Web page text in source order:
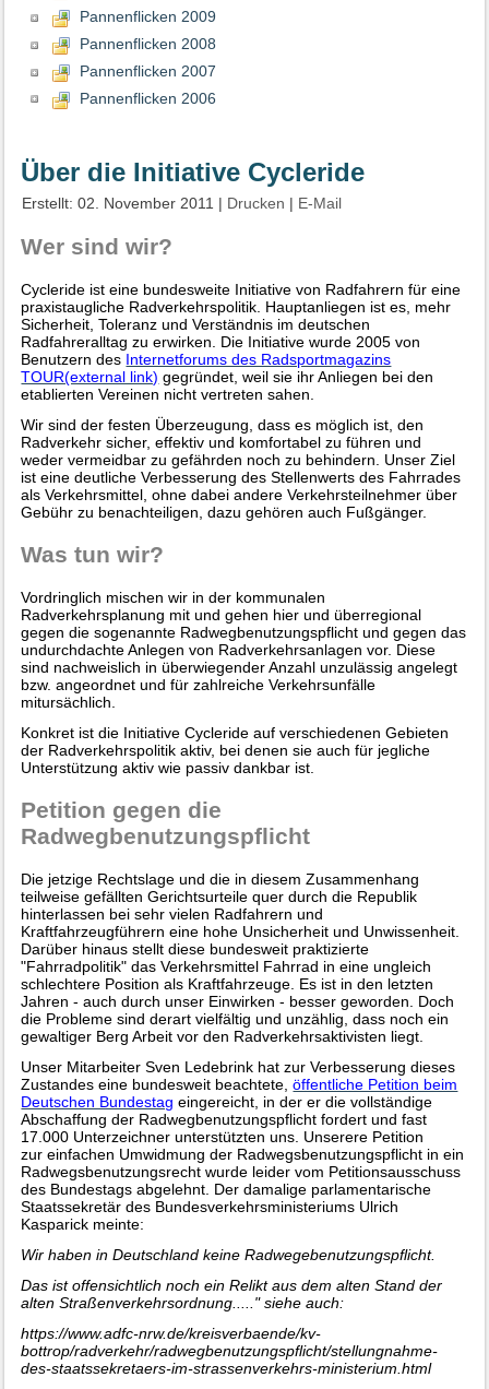
Pannenflicken 2009
Pannenflicken 2008
Pannenflicken 2007
Pannenflicken 2006
Über die Initiative Cycleride
Erstellt: 02. November 2011 | Drucken | E-Mail
Wer sind wir?
Cycleride ist eine bundesweite Initiative von Radfahrern für eine
praxistaugliche Radverkehrspolitik. Hauptanliegen ist es, mehr
Sicherheit, Toleranz und Verständnis im deutschen
Radfahreralltag zu erwirken. Die Initiative wurde 2005 von
Benutzern des Internetforums des Radsportmagazins
TOUR(external link) gegründet, weil sie ihr Anliegen bei den
etablierten Vereinen nicht vertreten sahen.
Wir sind der festen Überzeugung, dass es möglich ist, den
Radverkehr sicher, effektiv und komfortabel zu führen und
weder vermeidbar zu gefährden noch zu behindern. Unser Ziel
ist eine deutliche Verbesserung des Stellenwerts des Fahrrades
als Verkehrsmittel, ohne dabei andere Verkehrsteilnehmer über
Gebühr zu benachteiligen, dazu gehören auch Fußgänger.
Was tun wir?
Vordringlich mischen wir in der kommunalen
Radverkehrsplanung mit und gehen hier und überregional
gegen die sogenannte Radwegbenutzungspflicht und gegen das
undurchdachte Anlegen von Radverkehrsanlagen vor. Diese
sind nachweislich in überwiegender Anzahl unzulässig angelegt
bzw. angeordnet und für zahlreiche Verkehrsunfälle
mitursächlich.
Konkret ist die Initiative Cycleride auf verschiedenen Gebieten
der Radverkehrspolitik aktiv, bei denen sie auch für jegliche
Unterstützung aktiv wie passiv dankbar ist.
Petition gegen die
Radwegbenutzungspflicht
Die jetzige Rechtslage und die in diesem Zusammenhang
teilweise gefällten Gerichtsurteile quer durch die Republik
hinterlassen bei sehr vielen Radfahrern und
Kraftfahrzeugführern eine hohe Unsicherheit und Unwissenheit.
Darüber hinaus stellt diese bundesweit praktizierte
"Fahrradpolitik" das Verkehrsmittel Fahrrad in eine ungleich
schlechtere Position als Kraftfahrzeuge. Es ist in den letzten
Jahren - auch durch unser Einwirken - besser geworden. Doch
die Probleme sind derart vielfältig und unzählig, dass noch ein
gewaltiger Berg Arbeit vor den Radverkehrsaktivisten liegt.
Unser Mitarbeiter Sven Ledebrink hat zur Verbesserung dieses
Zustandes eine bundesweit beachtete,öffentliche Petition beim
Deutschen Bundestag eingereicht, in der er die vollständige
Abschaffung der Radwegbenutzungspflicht fordert und fast
17.000 Unterzeichner unterstützten uns. Unserere Petition
zur einfachen Umwidmung der Radwegsbenutzungspflicht in ein
Radwegsbenutzungsrecht wurde leider vom Petitionsausschuss
des Bundestags abgelehnt. Der damalige parlamentarische
Staatssekretär des Bundesverkehrsministeriums Ulrich
Kasparick meinte:
Wir haben in Deutschland keine Radwegebenutzungspflicht.
Das ist offensichtlich noch ein Relikt aus dem alten Stand der
alten Straßenverkehrsordnung....." siehe auch:
https://www.adfc-nrw.de/kreisverbaende/kv-
bottrop/radverkehr/radwegbenutzungspflicht/stellungnahme-
des-staatssekretaers-im-strassenverkehrs-ministerium.html